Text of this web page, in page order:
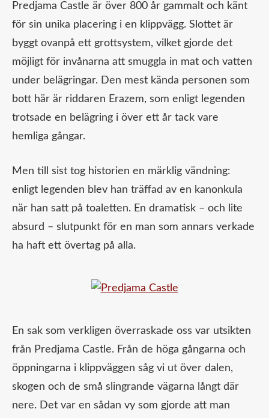
Predjama Castle är över 800 år gammalt och känt
för sin unika placering i en klippvägg. Slottet är
byggt ovanpå ett grottsystem, vilket gjorde det
möjligt för invånarna att smuggla in mat och vatten
under belägringar. Den mest kända personen som
bott här är riddaren Erazem, som enligt legenden
trotsade en belägring i över ett år tack vare
hemliga gångar.
Men till sist tog historien en märklig vändning:
enligt legenden blev han träffad av en kanonkula
när han satt på toaletten. En dramatisk – och lite
absurd – slutpunkt för en man som annars verkade
ha haft ett övertag på alla.
En sak som verkligen överraskade oss var utsikten
från Predjama Castle. Från de höga gångarna och
öppningarna i klippväggen såg vi ut över dalen,
skogen och de små slingrande vägarna långt där
nere. Det var en sådan vy som gjorde att man